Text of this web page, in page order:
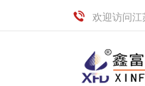
欢迎访问江